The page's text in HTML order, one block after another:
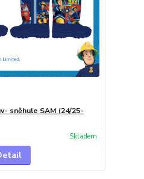
sněhule SAM (24/25-
Skladem